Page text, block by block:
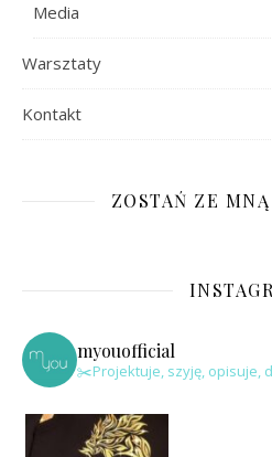
Media
Warsztaty
Kontakt
ZOSTAŃ ZE
myouofficial
✂️Projektuje, szyję, opisuje,